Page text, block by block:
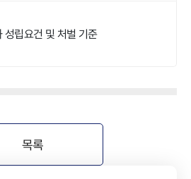
성립요건 및 처벌 기준
목록